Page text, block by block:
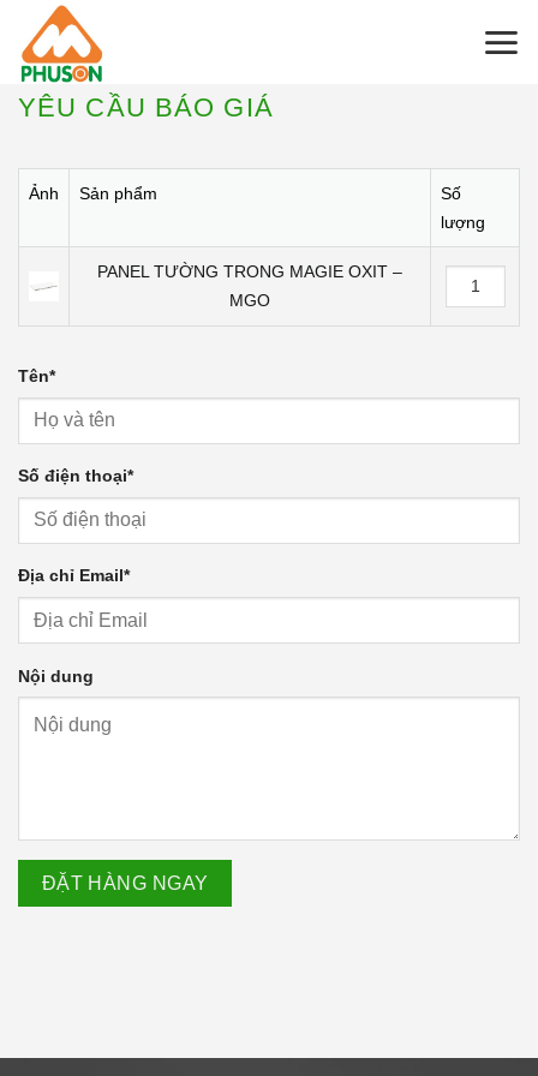
content
YÊU CẦU BÁO GIÁ
Ảnh Sản phẩm
Số
lượng
PANEL TƯỜNG TRONG MAGIE OXIT –
MGO
Tên*
Số điện thoại*
Địa chỉ Email*
Nội dung
ĐẶT HÀNG NGAY